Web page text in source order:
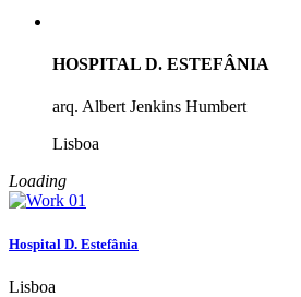
HOSPITAL D. ESTEFÂNIA
arq. Albert Jenkins Humbert
Lisboa
Loading
Hospital D. Estefânia
Lisboa